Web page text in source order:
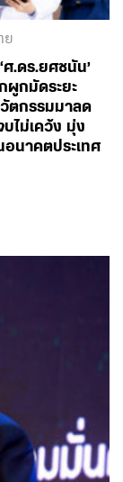
ย
.ดร.ยศชนัน’
ผูกมัดระยะ
วัตกรรมมาลด
ไม่เคว้ง มุ่ง
อนาคตประเทศ